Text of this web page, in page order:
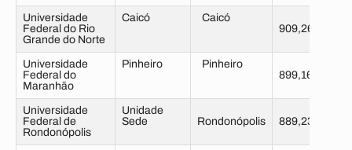
Universidade
Federal do Rio
Grande do Norte
Caicó
Caicó
909,26
Universidade
Federal do
Maranhão
Pinheiro
Pinheiro
899,16
Universidade
Federal de
Rondonópolis
Unidade
Sede
Rondonópolis 889,23